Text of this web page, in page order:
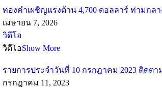
ทองคำเผชิญแรงต้าน 4,700 ดอลลาร์ ท่ามกล
เมษายน 7, 2026
วิดีโอ
วิดีโอShow More
รายการประจำวันที่ 10 กรกฎาคม 2023 ติดตา
กรกฎาคม 11, 2023